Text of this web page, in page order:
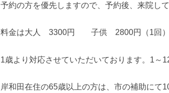
予約の方を優先しますので、予約後、来院し
料金は大人 3300円 子供 2800円（1回
1歳より対応させていただいております。1～
岸和田在住の65歳以上の方は、市の補助にて